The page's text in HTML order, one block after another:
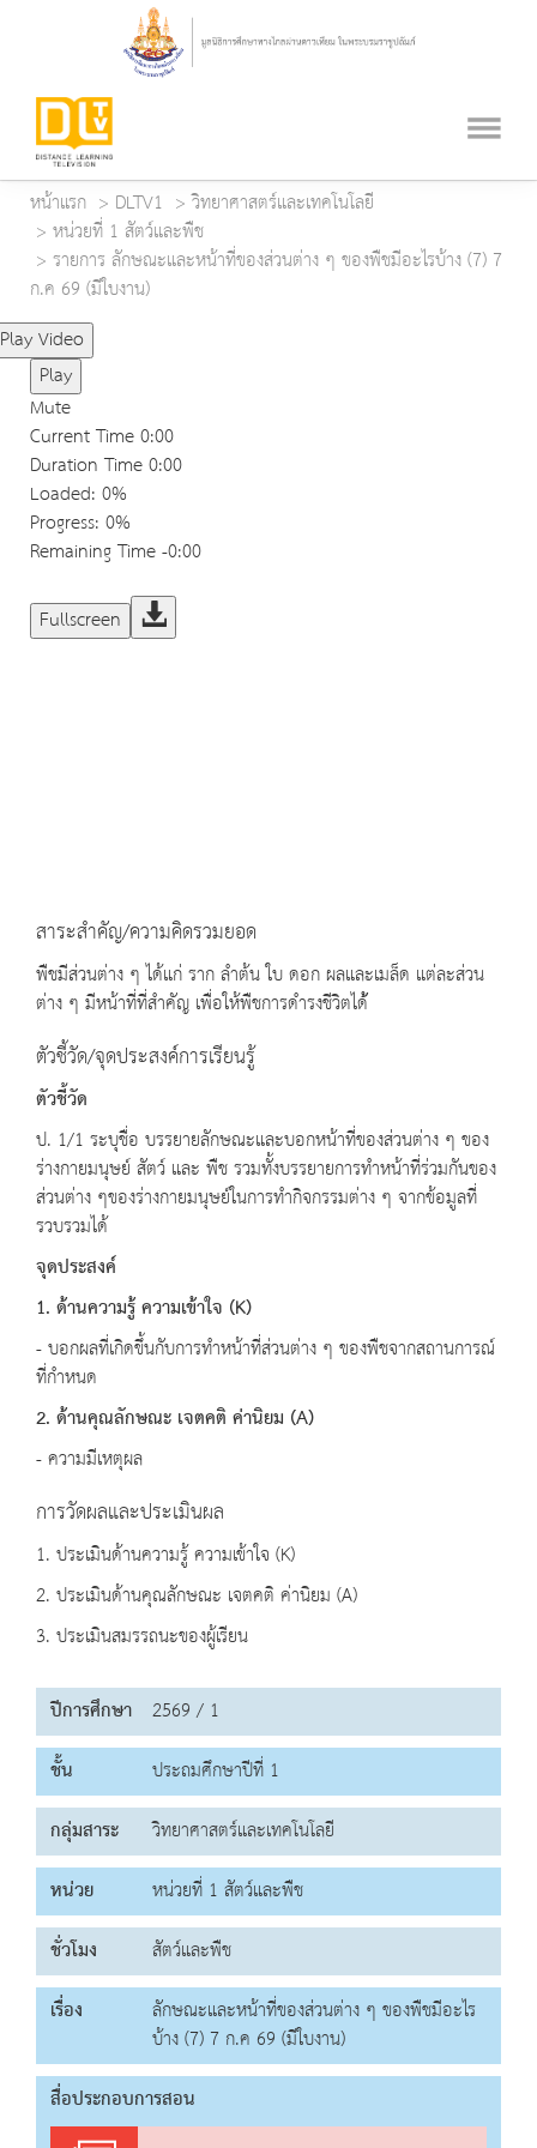
หน้าแรก DLTV1
วิทยาศาสตร์และเทคโนโลยี
หน่วยที่ 1 สัตว์และพืช
รายการ ลักษณะและหน้าที่ของส่วนต่าง ๆ ของพืชมีอะไรบ้าง (7) 7
ก.ค 69 (มีใบงาน)
Play Video
Play
Mute
Current Time0:00
Duration Time0:00
Loaded: 0%
Progress: 0%
Remaining Time-0:00
Fullscreen
สาระสำคัญ/ความคิดรวมยอด
พืชมีส่วนต่าง ๆ ได้แก่ ราก ลำต้น ใบ ดอก ผลและเมล็ด แต่ละส่วน
ต่าง ๆ มีหน้าที่ที่สำคัญ เพื่อให้พืชการดำรงชีวิตได
ตัวชี้วัด/จุดประสงค์การเรียนรู้
ตัวชี้วัด
ป. 1/1 ระบุชื่อ บรรยายลักษณะและบอกหน้าที่ของส่วนต่าง ๆ ของ
ร่างกายมนุษย์ สัตว์ และ พืช รวมทั้งบรรยายการทำหน้าที่ร่วมกันของ
ส่วนต่าง ๆของร่างกายมนุษย์ในการทำกิจกรรมต่าง ๆ จากข้อมูลที่
รวบรวมได้
จุดประสงค์
1. ด้านความรู้ ความเข้าใจ (K)
- บอกผลที่เกิดขึ้นกับการทำหน้าที่ส่วนต่าง ๆ ของพืชจากสถานการณ์
ที่กำหนด
2. ด้านคุณลักษณะ เจตคติ ค่านิยม (A)
- ความมีเหตุผล
การวัดผลและประเมินผล
1. ประเมินด้านความรู้ ความเข้าใจ (K)
2. ประเมินด้านคุณลักษณะ เจตคติ ค่านิยม (A)
3. ประเมินสมรรถนะของผู้เรียน
ปีการศึกษา 2569 / 1
ชั้น
ประถมศึกษาปีที่ 1
กลุ่มสาระ
วิทยาศาสตร์และเทคโนโลยี
หน่วย
หน่วยที่ 1 สัตว์และพืช
ชั่วโมง
สัตว์และพืช
เรื่อง
ลักษณะและหน้าที่ของส่วนต่าง ๆ ของพืชมีอะไร
บ้าง (7) 7 ก.ค 69 (มีใบงาน)
สื่อประกอบการสอน